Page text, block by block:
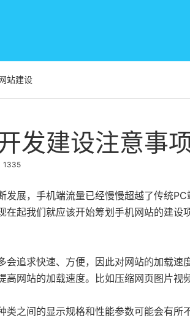
站建设
发建设注意事
1335
发展，手机端流量已经慢慢超越了传统
在起我们就应该开始筹划手机网站的建设
会追求快速、方便，因此对网站的加载
高网站的加载速度。比如压缩网页图片视
类之间的显示规格和性能参数可能会有